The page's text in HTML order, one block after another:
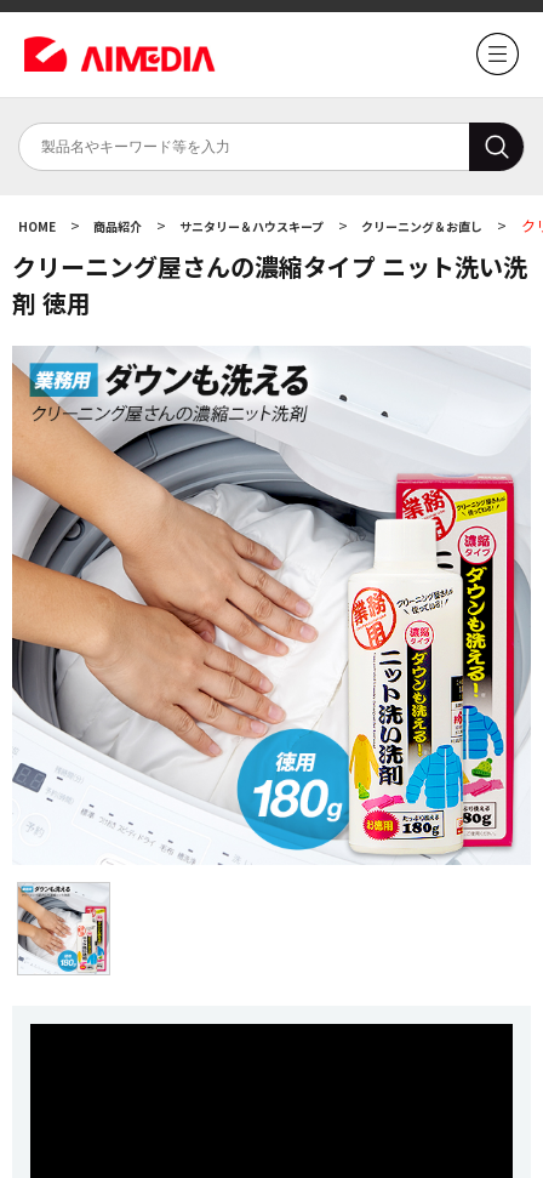
HOME > 商品紹介 > サニタリー＆ハウスキープ > クリーニング＆お直し > ク
クリーニング屋さんの濃縮タイプ ニット洗い洗
剤 徳用